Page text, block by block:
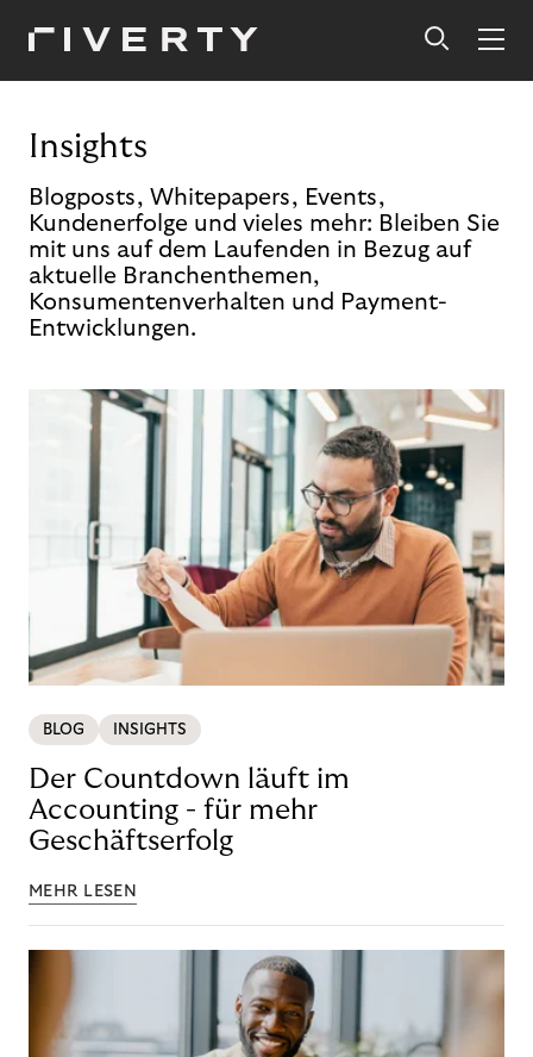
Insights
Blogposts, Whitepapers, Events,
Kundenerfolge und vieles mehr: Bleiben Sie
mit uns auf dem Laufenden in Bezug auf
aktuelle Branchenthemen,
Konsumentenverhalten und Payment-
Entwicklungen.
BLOG INSIGHTS
Der Countdown läuft im
Accounting - für mehr
Geschäftserfolg
MEHR LESEN